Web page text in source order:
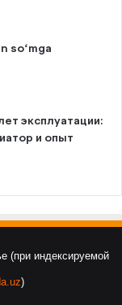
so‘mga
эксплуатации:
и опыт
(при индексируемой
)